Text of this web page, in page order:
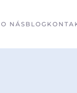
O NÁS BLOG